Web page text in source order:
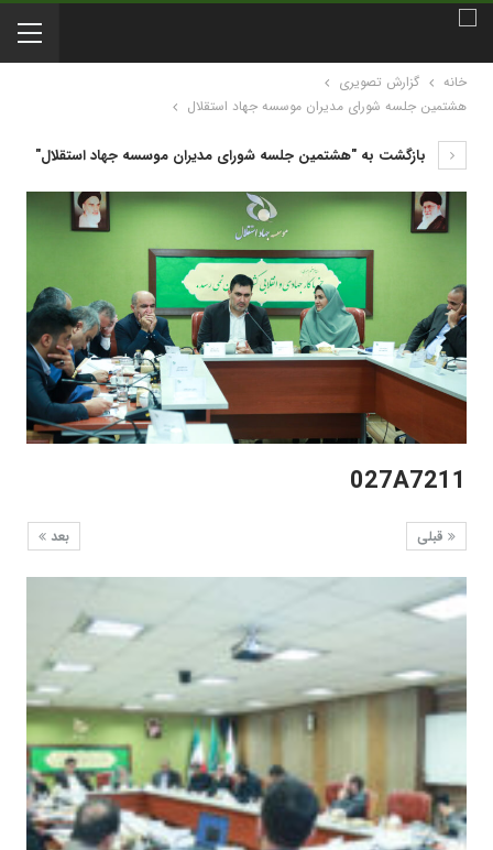
خانه
گزارش تصویری
هشتمین جلسه شورای مدیران موسسه جهاد استقلال
بازگشت به "هشتمین جلسه شورای مدیران موسسه جهاد استقلال"
027A7211
بعد قبلی